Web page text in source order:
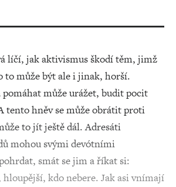
líčí, jak aktivismus škodí těm, jimž
to může být ale i jinak, horší.
pomáhat může urážet, budit pocit
tento hněv se může obrátit proti
to jít ještě dál. Adresáti
mohou svými devótními
smát se jim a říkat si:
hloupější, kdo nebere. Jak asi vnímají